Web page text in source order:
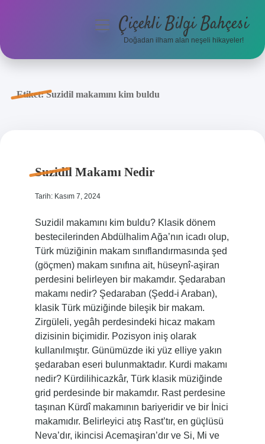
Anasayfa
menüyüÇiçekli Bilgi Bahçesi
Doğadan ilham alan neşeli hikayeler!
Etiket:Suzidil makamını kim buldu
Suzidil Makamı Nedir
Tarih: Kasım 7, 2024
Suzidil makamını kim buldu? Klasik dönem
bestecilerinden Abdülhalim Ağa’nın icadı olup,
Türk müziğinin makam sınıflandırmasında şed
(göçmen) makam sınıfına ait, hüseynî-aşiran
perdesini belirleyen bir makamdır. Şedaraban
makamı nedir? Şedaraban (Şedd-i Araban),
klasik Türk müziğinde bileşik bir makam.
Zirgüleli, yegâh perdesindeki hicaz makam
dizisinin biçimidir. Pozisyon iniş olarak
kullanılmıştır. Günümüzde iki yüz elliye yakın
şedaraban eseri bulunmaktadır. Kurdi makamı
nedir? Kürdilihicazkâr, Türk klasik müziğinde
grid perdesinde bir makamdır. Rast perdesine
taşınan Kürdî makamının bariyeridir ve bir İnici
makamıdır. Belirleyici atış Rast’tır, en güçlüsü
Neva’dır, ikincisi Acemaşiran’dır ve Si, Mi ve